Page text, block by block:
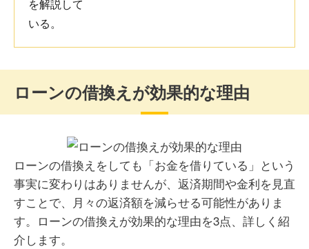
ローンの借換えが効果的な理由
ローンの借換えをしても「お金を借りている」という
事実に変わりはありませんが、返済期間や金利を見直
すことで、月々の返済額を減らせる可能性がありま
す。ローンの借換えが効果的な理由を3点、詳しく紹
介します。